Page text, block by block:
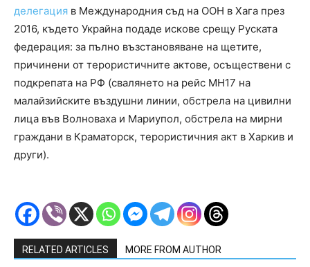
делегация в Международния съд на ООН в Хага през
2016, където Украйна подаде искове срещу Руската
федерация: за пълно възстановяване на щетите,
причинени от терористичните актове, осъществени с
подкрепата на РФ (свалянето на рейс МН17 на
малайзийските въздушни линии, обстрела на цивилни
лица във Волноваха и Мариупол, обстрела на мирни
граждани в Краматорск, терористичния акт в Харкив и
други).
RELATED ARTICLES MORE FROM AUTHOR